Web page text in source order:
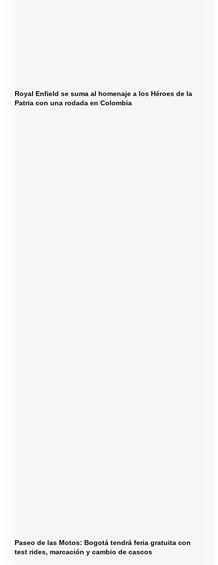
Royal Enfield se suma al homenaje a los Héroes de la
Patria con una rodada en Colombia
Paseo de las Motos: Bogotá tendrá feria gratuita con
test rides, marcación y cambio de cascos